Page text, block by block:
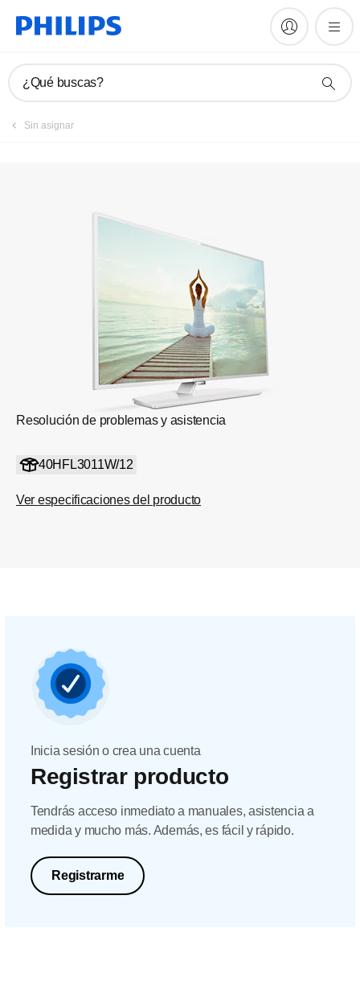
¿Qué buscas?
Sin asignar
Resolución de problemas y asistencia
40HFL3011W/12
Ver especificaciones del producto
Registrar producto
Inicia sesión o crea una cuenta
Registrar producto
Tendrás acceso inmediato a manuales, asistencia a
medida y mucho más. Además, es fácil y rápido.
Registrarme